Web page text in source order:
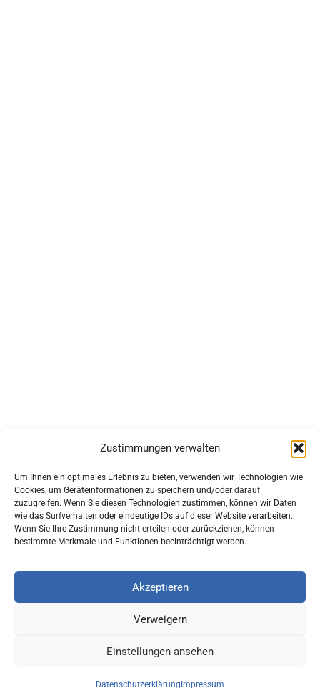
Zustimmungen verwalten
Um Ihnen ein optimales Erlebnis zu bieten, verwenden wir Technologien wie
Cookies, um Geräteinformationen zu speichern und/oder darauf
zuzugreifen. Wenn Sie diesen Technologien zustimmen, können wir Daten
wie das Surfverhalten oder eindeutige IDs auf dieser Website verarbeiten.
Wenn Sie Ihre Zustimmung nicht erteilen oder zurückziehen, können
bestimmte Merkmale und Funktionen beeinträchtigt werden.
Akzeptieren
Verweigern
Einstellungen ansehen
Datenschutzerklärung Impressum
Orani Malersysteme